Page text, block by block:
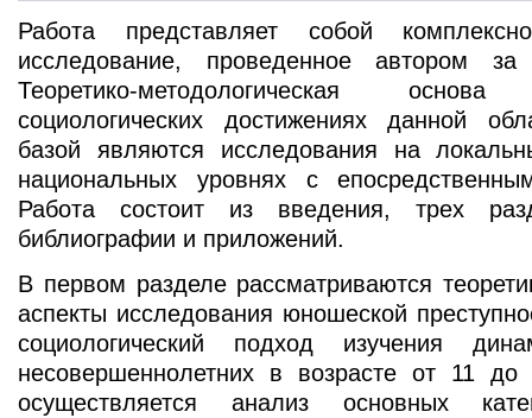
Работа представляет собой
исследование, проведенное автором
Теоретико-методологическая
социологических достижениях данной
базой являются исследования на
национальных уровнях с
Работа состоит из введения, трех
библиографии и приложений.
В первом разделе рассматриваются
аспекты исследования юношеской
социологический подход изучения
несовершеннолетних в возрасте от 11
осуществляется анализ основных